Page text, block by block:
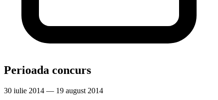
Perioada concurs
30 iulie 2014 — 19 august 2014